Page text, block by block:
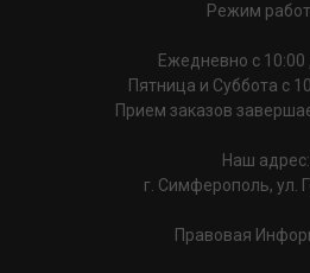
Режим
Ежедневно с 10:00
Пятница и Суббота с
Прием заказов
Наш адрес:
г. Симферополь, ул.
Правовая